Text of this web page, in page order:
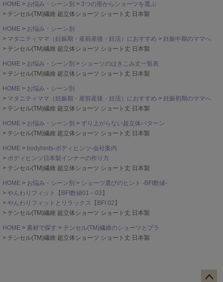
HOME お悩み・シーン別
3つの形からショーツを選ぶ
テンセル(TM)繊維 超立体ショーツ ショート丈 日本製
HOME
お悩み・シーン別
マタニティママ（妊娠期・産前産後・妊活）におすすめ
妊娠中期のママへ
テンセル(TM)繊維 超立体ショーツ ショート丈 日本製
HOME お悩み・シーン別
ショーツのはきこみ丈一覧表
テンセル(TM)繊維 超立体ショーツ ショート丈 日本製
HOME
お悩み・シーン別
マタニティママ（妊娠期・産前産後・妊活）におすすめ
妊娠初期のママへ
テンセル(TM)繊維 超立体ショーツ ショート丈 日本製
HOME お悩み・シーン別
ずり上がらない超立体パターン
テンセル(TM)繊維 超立体ショーツ ショート丈 日本製
HOME
bodyhints-ボディヒンツ-会社案内
ボディヒンツ日本製インナーの作り方
テンセル(TM)繊維 超立体ショーツ ショート丈 日本製
HOME お悩み・シーン別
ショーツ選びのヒント -BFI数値-
やんわりフィット【BFI数値01～03】
やんわりフィットとリラックス【BFI 02】
テンセル(TM)繊維 超立体ショーツ ショート丈 日本製
HOME 素材で探す
テンセル(TM)繊維のショーツとブラ
テンセル(TM)繊維 超立体ショーツ ショート丈 日本製